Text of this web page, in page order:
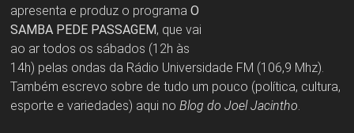
apresenta e produz o programa O
SAMBA PEDE PASSAGEM, que vai
ao ar todos os sábados (12h às
14h) pelas ondas da Rádio Universidade FM (106,9 Mhz).
Também escrevo sobre de tudo um pouco (política, cultura,
esporte e variedades) aqui no Blog do Joel Jacintho.